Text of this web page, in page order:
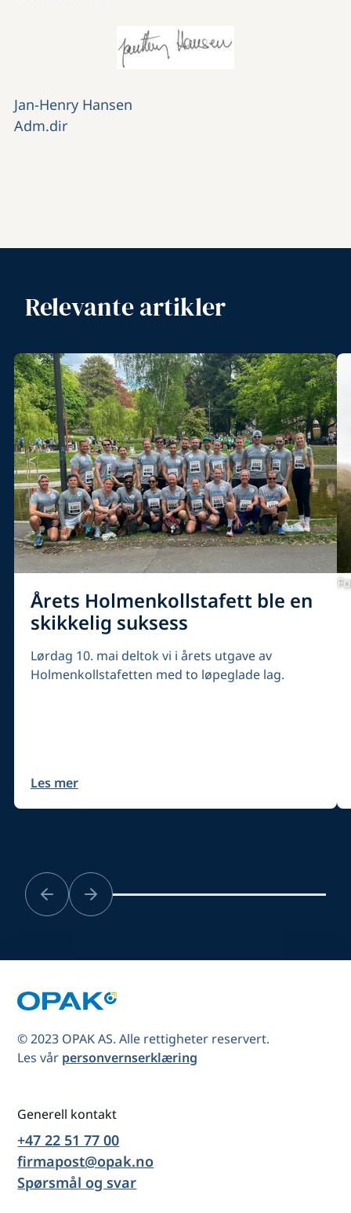
Jan-Henry Hansen
Adm.dir
Relevante artikler
Årets Holmenkollstafett ble en
skikkelig suksess
Lørdag 10. mai deltok vi i årets utgave av
Holmenkollstafetten med to løpeglade lag.
Les mer
© 2023 OPAK AS. Alle rettigheter reservert.
Les vår personvernserklæring
Generell kontakt
+47 22 51 77 00
firmapost@opak.no
Spørsmål og svar